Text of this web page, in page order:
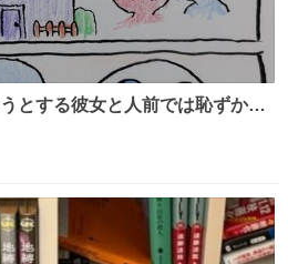
とする彼女と人前では恥ずかし
ている彼氏 同士いませんか✋️